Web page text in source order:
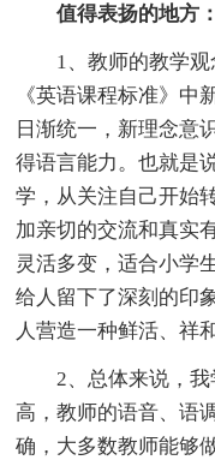
值得表扬的地方：
1、教师的教学观
《英语课程标准》中
日渐统一，新理念意
得语言能力。也就是
学，从关注自己开始
加亲切的交流和真实
灵活多变，适合小学
给人留下了深刻的印
人营造一种鲜活、祥
2、总体来说，我
高，教师的语音、语
确，大多数教师能够